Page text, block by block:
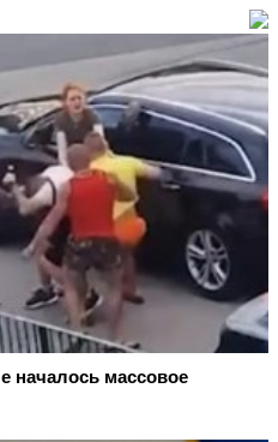
началось массовое